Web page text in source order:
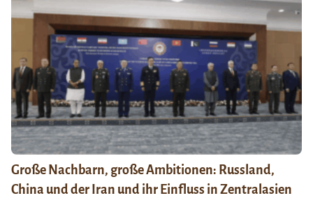
Große Nachbarn, große Ambitionen: Russland,
China und der Iran und ihr Einfluss in Zentralasien